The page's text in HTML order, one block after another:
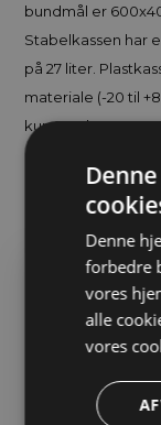
bundmål er
Stabelkassen har
på 27 liter.
materiale (-20 til
kun 56 stk.
Denne
forbedre
vores
alle
vores